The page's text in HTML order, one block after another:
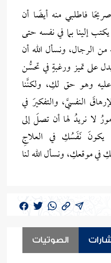
فاطلبي منه أيضًا أن
إلينا بما في نفسه حتى
الرجال، ونسأل الله أن
على تميز ورغبةٍ في تحسُّن
عليه وهو حق لكِ، ولكنَّنا
النفسيَّ، والتفكيرَ في
لا نريدُ لها أن تصلَ إلى
يكونَ نَفَسُكِ في العلاجِ
موقعكِ، ونسأل الله لنا
الصوتيات